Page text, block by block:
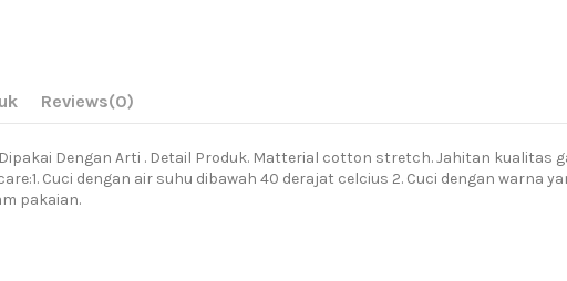
Reviews(0)
Dipakai Dengan Arti . Detail Produk. Matterial cotton stretch. Jahitan
Cuci dengan air suhu dibawah 40 derajat celcius 2. Cuci dengan warna
pakaian.